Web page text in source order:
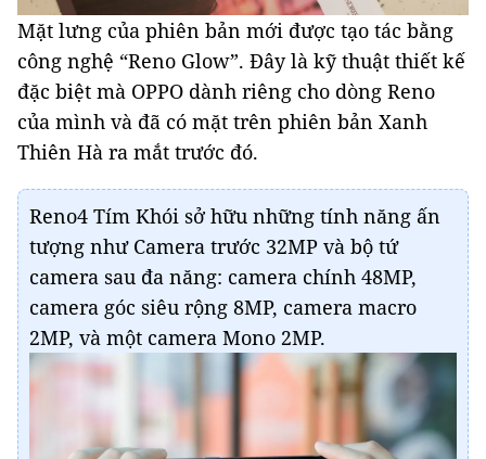
Mặt lưng của phiên bản mới được tạo tác bằng
công nghệ “Reno Glow”. Đây là kỹ thuật thiết kế
đặc biệt mà OPPO dành riêng cho dòng Reno
của mình và đã có mặt trên phiên bản Xanh
Thiên Hà ra mắt trước đó.
Reno4 Tím Khói sở hữu những tính năng ấn
tượng như Camera trước 32MP và bộ tứ
camera sau đa năng: camera chính 48MP,
camera góc siêu rộng 8MP, camera macro
2MP, và một camera Mono 2MP.